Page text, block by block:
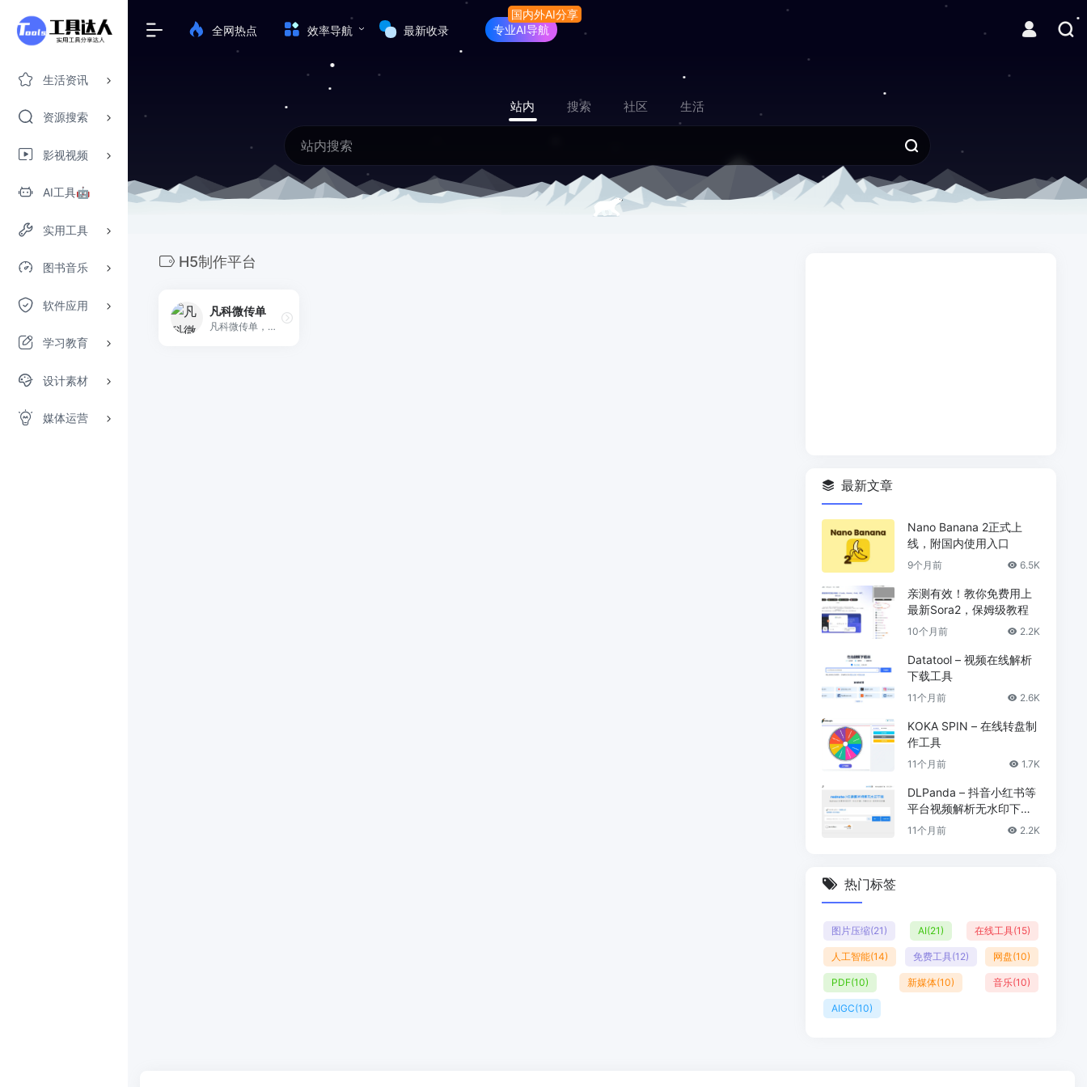
生活资讯
资源搜索
影视视频
AI工具🤖
实用工具
图书音乐
软件应用
学习教育
设计素材
媒体运营
全网热点 效率导航 最新收录 专业AI导航
站内 搜索 社区 生活
H5制作平台
凡科微传单
凡科微传单，免费的h5制作软件、在线H5制作平台，4000+h5制作模板任意使用，3分钟轻松制作招聘微传单、电子邀请函、电子请帖、h5场景、宣传海报等h5页面。无需懂代码，0元体验h5制作工具！
最新文章
Nano Banana 2正式上
线，附国内使用入口
9个月前 6.5K
亲测有效！教你免费用上
最新Sora2，保姆级教程
10个月前 2.2K
Datatool – 视频在线解析
下载工具
11个月前 2.6K
KOKA SPIN – 在线转盘制
作工具
11个月前 1.7K
DLPanda – 抖音小红书等
平台视频解析无水印下载
工具
11个月前 2.2K
热门标签
图片压缩(21) AI(21) 在线工具(15)
人工智能(14) 免费工具(12) 网盘(10)
PDF(10) 新媒体(10) 音乐(10)
AIGC(10)